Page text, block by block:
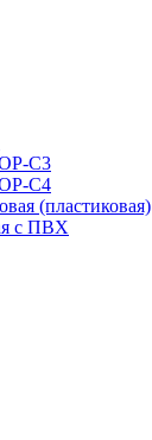
С3
С4
(пластиковая)
с ПВХ